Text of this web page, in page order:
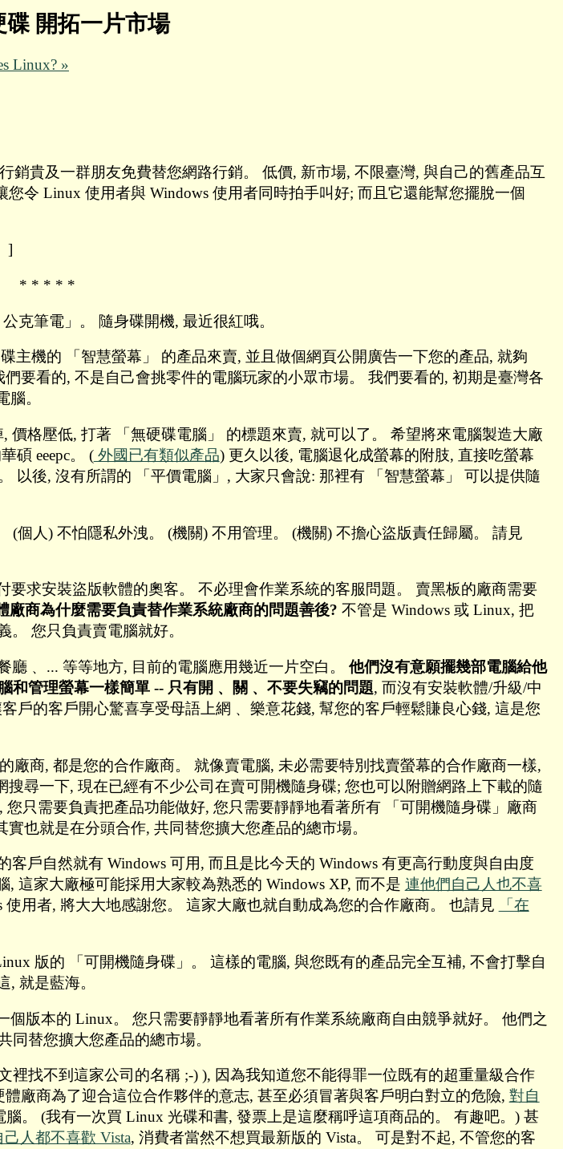
開拓一片市場
Linux? »
銷貴及一群朋友免費替您網路行銷。 低價, 新市場, 不限臺灣, 與自己的舊產品互
令 Linux 使用者與 Windows 使用者同時拍手叫好; 而且它還能幫您擺脫一個
]
* * * * *
克筆電」。 隨身碟開機, 最近很紅哦。
主機的 「智慧螢幕」 的產品來賣, 並且做個網頁公開廣告一下您的產品, 就夠
要看的, 不是自己會挑零件的電腦玩家的小眾市場。 我們要看的, 初期是臺灣各
。
格壓低, 打著 「無硬碟電腦」 的標題來賣, 就可以了。 希望將來電腦製造大廠
碩 eeepc。 (外國已有類似產品) 更久以後, 電腦退化成螢幕的附肢, 直接吃螢幕
以後, 沒有所謂的 「平價電腦」, 大家只會說: 那裡有 「智慧螢幕」 可以提供隨
個人) 不怕隱私外洩。 (機關) 不用管理。 (機關) 不擔心盜版責任歸屬。 請見
求安裝盜版軟體的奧客。 不必理會作業系統的客服問題。 賣黑板的廠商需要
廠商為什麼需要負責替作業系統廠商的問題善後? 不管是 Windows 或 Linux, 把
您只負責賣電腦就好。
﹑ ... 等等地方, 目前的電腦應用幾近一片空白。 他們沒有意願擺幾部電腦給他
和管理螢幕一樣簡單 -- 只有開﹑ 關﹑ 不要失竊的問題, 而沒有安裝軟體/升級/中
客戶的客戶開心驚喜享受母語上網﹑ 樂意花錢, 幫您的客戶輕鬆賺良心錢, 這是您
廠商, 都是您的合作廠商。 就像賣電腦, 未必需要特別找賣螢幕的合作廠商一樣,
尋一下, 現在已經有不少公司在賣可開機隨身碟; 您也可以附贈網路上下載的隨
只需要負責把產品功能做好, 您只需要靜靜地看著所有 「可開機隨身碟」廠商
也就是在分頭合作, 共同替您擴大您產品的總市場。
戶自然就有 Windows 可用, 而且是比今天的 Windows 有更高行動度與自由度
這家大廠極可能採用大家較為熟悉的 Windows XP, 而不是 連他們自己人也不喜
用者, 將大大地感謝您。 這家大廠也就自動成為您的合作廠商。 也請見
「在
版的 「可開機隨身碟」。 這樣的電腦, 與您既有的產品完全互補, 不會打擊自
就是藍海。
個版本的 Linux。 您只需要靜靜地看著所有作業系統廠商自由競爭就好。 他們之
替您擴大您產品的總市場。
找不到這家公司的名稱 ;-) ), 因為我知道您不能得罪一位既有的超重量級合作
廠商為了迎合這位合作夥伴的意志, 甚至必須冒著與客戶明白對立的危險, 對自
。 (我有一次買 Linux 光碟和書, 發票上是這麼稱呼這項商品的。 有趣吧。) 甚
己人都不喜歡 Vista, 消費者當然不想買最新版的 Vista。 可是對不起, 不管您的客